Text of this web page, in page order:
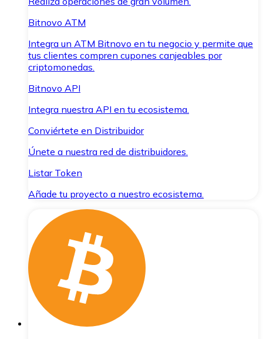
Bitnovo ATM
Integra un ATM Bitnovo en tu negocio y permite que
tus clientes compren cupones canjeables por
criptomonedas.
Bitnovo API
Integra nuestra API en tu ecosistema.
Conviértete en Distribuidor
Únete a nuestra red de distribuidores.
Listar Token
Añade tu proyecto a nuestro ecosistema.